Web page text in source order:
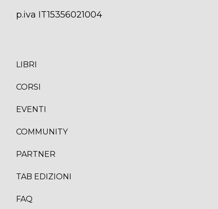
p.iva IT15356021004
LIBRI
CORSI
EVENTI
COMMUNITY
PARTNER
TAB EDIZIONI
FAQ